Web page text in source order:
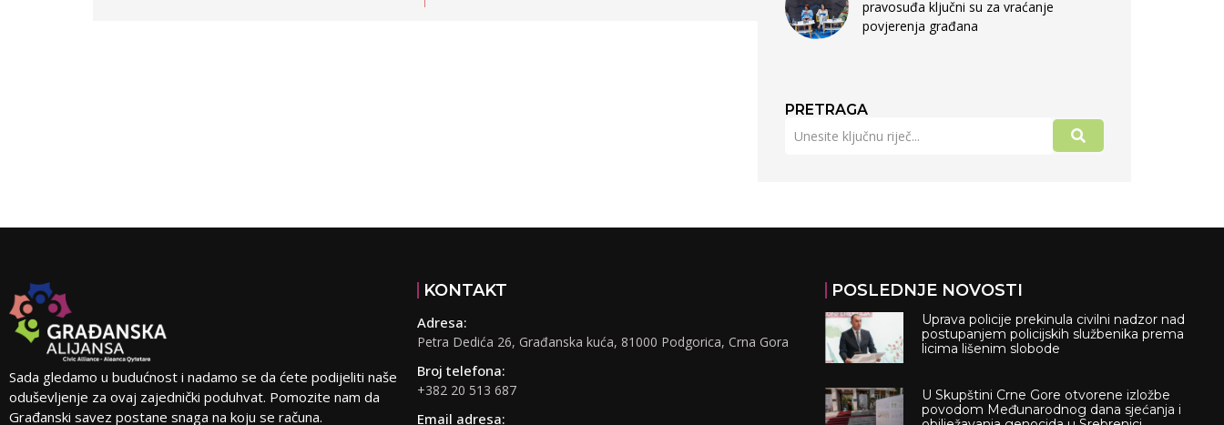
pravosuđa ključni su za vraćanje
povjerenja građana
PRETRAGA
Sada gledamo u budućnost i nadamo se da ćete podijeliti naše
oduševljenje za ovaj zajednički poduhvat. Pomozite nam da
Građanski savez postane snaga na koju se računa.
KONTAKT
Adresa:
Petra Dedića 26, Građanska kuća, 81000 Podgorica, Crna Gora
Broj telefona:
+382 20 513 687
Email adresa:
POSLEDNJE NOVOSTI
Uprava policije prekinula civilni nadzor nad
postupanjem policijskih službenika prema
licima lišenim slobode
U Skupštini Crne Gore otvorene izložbe
povodom Međunarodnog dana sjećanja i